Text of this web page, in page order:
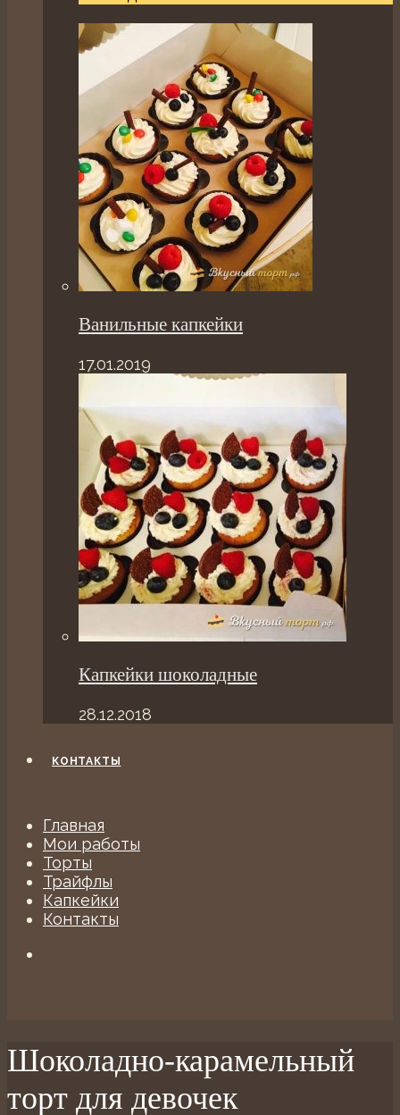
Ванильные капкейки
17.01.2019
Капкейки шоколадные
28.12.2018
КОНТАКТЫ
Главная
Мои работы
Торты
Трайфлы
Капкейки
Контакты
Шоколадно-карамельный
торт для девочек